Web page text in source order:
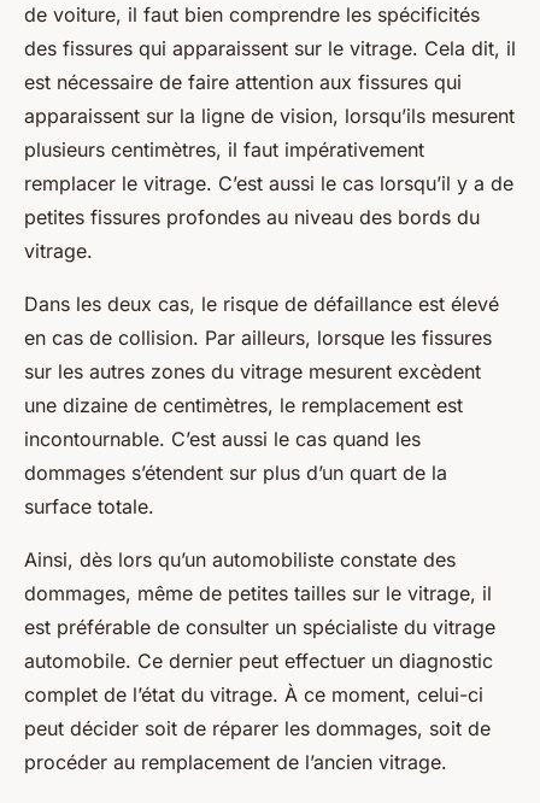
de voiture, il faut bien comprendre les spécificités
des fissures qui apparaissent sur le vitrage. Cela dit, il
est nécessaire de faire attention aux fissures qui
apparaissent sur la ligne de vision, lorsqu’ils mesurent
plusieurs centimètres, il faut impérativement
remplacer le vitrage. C’est aussi le cas lorsqu’il y a de
petites fissures profondes au niveau des bords du
vitrage.
Dans les deux cas, le risque de défaillance est élevé
en cas de collision. Par ailleurs, lorsque les fissures
sur les autres zones du vitrage mesurent excèdent
une dizaine de centimètres, le remplacement est
incontournable. C’est aussi le cas quand les
dommages s’étendent sur plus d’un quart de la
surface totale.
Ainsi, dès lors qu’un automobiliste constate des
dommages, même de petites tailles sur le vitrage, il
est préférable de consulter un spécialiste du vitrage
automobile. Ce dernier peut effectuer un diagnostic
complet de l’état du vitrage. À ce moment, celui-ci
peut décider soit de réparer les dommages, soit de
procéder au remplacement de l’ancien vitrage.